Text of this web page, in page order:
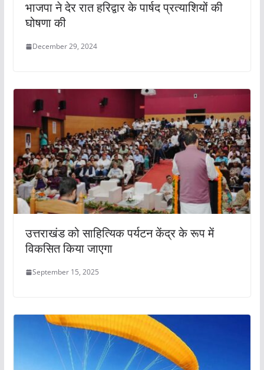
भाजपा ने देर रात हरिद्वार के पार्षद प्रत्याशियों की
घोषणा की
December 29, 2024
उत्तराखंड को साहित्यिक पर्यटन केंद्र के रूप में
विकसित किया जाएगा
September 15, 2025